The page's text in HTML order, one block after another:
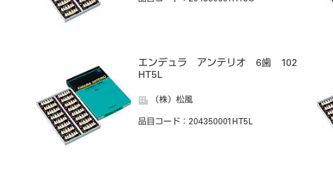
エンデュラ アンテリオ 6歯 102
HT5L
（株）松風
品目コード ：204350001HT5L